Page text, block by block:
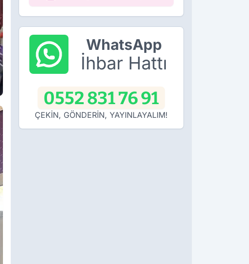
WhatsApp
İhbar Hattı
0552 831 76 91
ÇEKİN, GÖNDERİN, YAYINLAYALIM!